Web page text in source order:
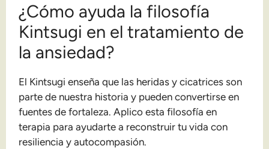
¿Cómo ayuda la filosofía
Kintsugi en el tratamiento de
la ansiedad?
El Kintsugi enseña que las heridas y cicatrices son
parte de nuestra historia y pueden convertirse en
fuentes de fortaleza. Aplico esta filosofía en
terapia para ayudarte a reconstruir tu vida con
resiliencia y autocompasión.